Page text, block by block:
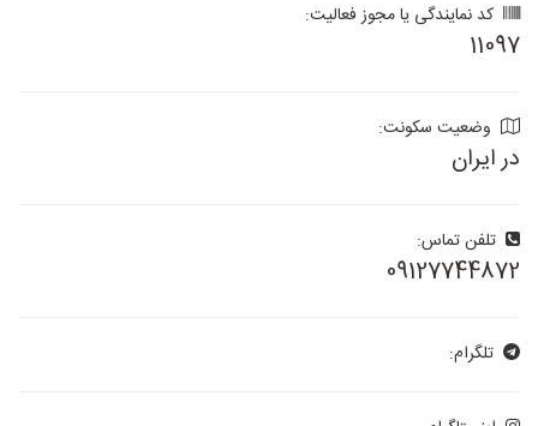
کد نمایندگی یا مجوز فعالیت:
11097
وضعیت سکونت:
در ایران
تلفن تماس:
09127744872
تلگرام: